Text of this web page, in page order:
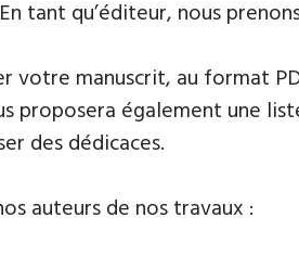
tant qu’éditeur, nous
votre manuscrit, au format
proposera également une
des dédicaces.
auteurs de nos travaux :